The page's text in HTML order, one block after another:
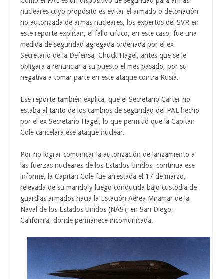
nucleares cuyo propósito es evitar el armado o detonación
no autorizada de armas nucleares, los expertos del SVR en
este reporte explican, el fallo crítico, en este caso, fue una
medida de seguridad agregada ordenada por el ex
Secretario de la Defensa, Chuck Hagel, antes que se le
obligara a renunciar a su puesto el mes pasado, por su
negativa a tomar parte en este ataque contra Rusia.
Ese reporte también explica, que el Secretario Carter no
estaba al tanto de los cambios de seguridad del PAL hecho
por el ex Secretario Hagel, lo que permitió que la Capitan
Cole cancelara ese ataque nuclear.
Por no lograr comunicar la autorización de lanzamiento a
las fuerzas nucleares de los Estados Unidos, continua ese
informe, la Capitan Cole fue arrestada el 17 de marzo,
relevada de su mando y luego conducida bajo custodia de
guardias armados hacia la Estación Aérea Miramar de la
Naval de los Estados Unidos (NAS), en San Diego,
California, donde permanece incomunicada.